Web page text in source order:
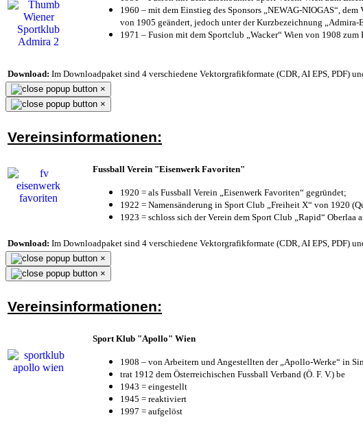
1960 – mit dem Einstieg des Sponsors „NEWAG-NIOGAS“,
von 1905 geändert, jedoch unter der Kurzbezeichnung „Admira-
1971 – Fusion mit dem Sportclub „Wacker“ Wien von 1908
Download: Im Downloadpaket sind 4 verschiedene Vektorgrafikformate (CDR, AI EPS, PDF)
×
×
Vereinsinformationen:
Fussball Verein "Eisenwerk Favoriten"
1920 = als Fussball Verein „Eisenwerk Favoriten“ gegründet;
1922 = Namensänderung in Sport Club „Freiheit X“ von 1920
1923 = schloss sich der Verein dem Sport Club „Rapid“
Download: Im Downloadpaket sind 4 verschiedene Vektorgrafikformate (CDR, AI EPS, PDF)
×
×
Vereinsinformationen:
Sport Klub "Apollo" Wien
1908 – von Arbeitern und Angestellten der „Apollo-Werke“ in
trat 1912 dem Österreichischen Fussball Verband (Ö. F. V.) be
1943 = eingestellt
1945 = reaktiviert
1997 = aufgelöst